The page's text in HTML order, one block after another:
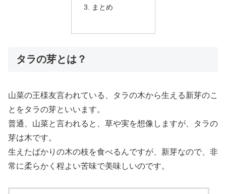
まとめ
タラの芽とは？
山菜の王様友言われている、タラの木から生える新芽のこ
とをタラの芽といいます。
普通、山菜と言われると、草や実を想像しますが、タラの
芽は木です。
生えたばかりの木の枝を食べるんですが、新芽なので、非
常に柔らかく程よい苦味で美味しいのです。